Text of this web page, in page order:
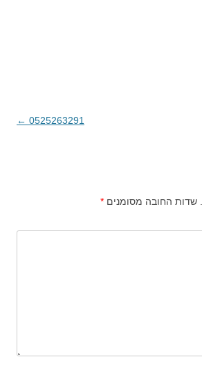
0525263291
←
שדות החובה מסומנים *